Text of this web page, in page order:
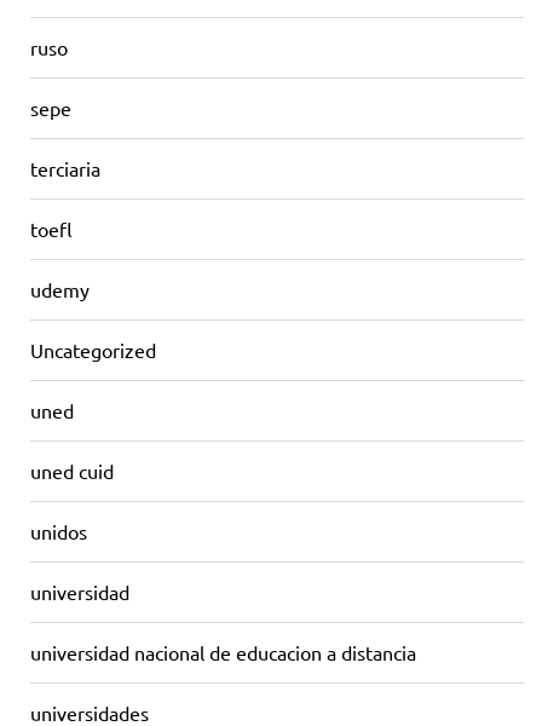
ruso
sepe
terciaria
toefl
udemy
Uncategorized
uned
uned cuid
unidos
universidad
universidad nacional de educacion a distancia
universidades